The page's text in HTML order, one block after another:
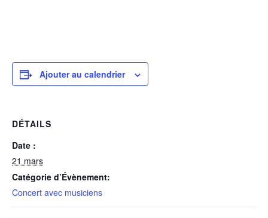
Ajouter au calendrier
DÉTAILS
Date :
21 mars
Catégorie d’Évènement:
Concert avec musiciens